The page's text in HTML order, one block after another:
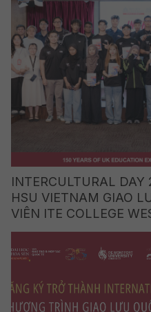
INTERCULTURAL
HSU VIETNAM GIAO
VIÊN ITE COLLEGE